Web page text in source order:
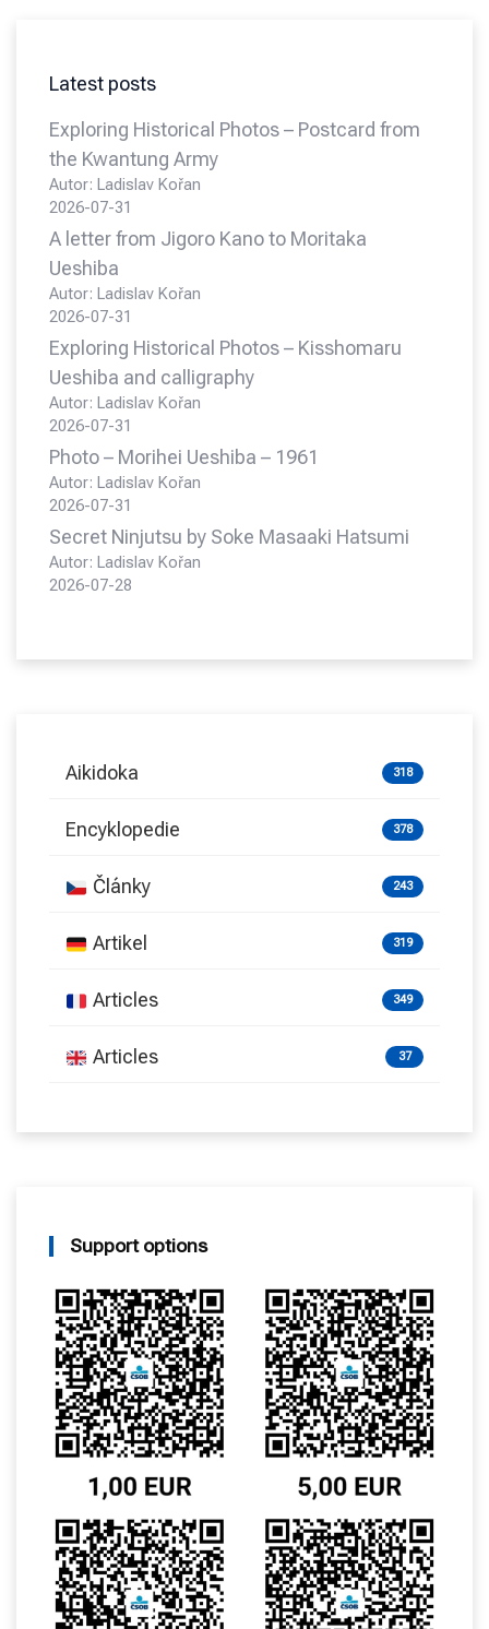
Latest posts
Exploring Historical Photos – Postcard from
the Kwantung Army
Autor: Ladislav Kořan
2026-07-31
A letter from Jigoro Kano to Moritaka
Ueshiba
Autor: Ladislav Kořan
2026-07-31
Exploring Historical Photos – Kisshomaru
Ueshiba and calligraphy
Autor: Ladislav Kořan
2026-07-31
Photo – Morihei Ueshiba – 1961
Autor: Ladislav Kořan
2026-07-31
Secret Ninjutsu by Soke Masaaki Hatsumi
Autor: Ladislav Kořan
2026-07-28
Aikidoka 318
Encyklopedie 378
Články 243
Artikel 319
Articles 349
Articles 37
Support options